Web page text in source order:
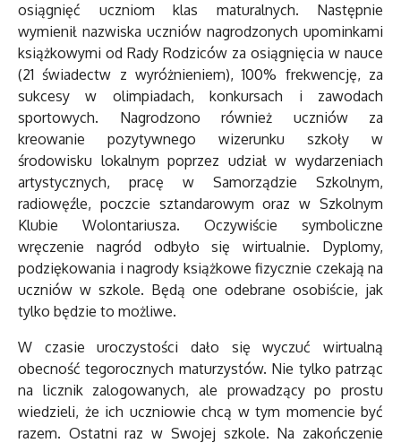
osiągnięć uczniom klas maturalnych. Następnie
wymienił nazwiska uczniów nagrodzonych upominkami
książkowymi od Rady Rodziców za osiągnięcia w nauce
(21 świadectw z wyróżnieniem), 100% frekwencję, za
sukcesy w olimpiadach, konkursach i zawodach
sportowych. Nagrodzono również uczniów za
kreowanie pozytywnego wizerunku szkoły w
środowisku lokalnym poprzez udział w wydarzeniach
artystycznych, pracę w Samorządzie Szkolnym,
radiowęźle, poczcie sztandarowym oraz w Szkolnym
Klubie Wolontariusza. Oczywiście symboliczne
wręczenie nagród odbyło się wirtualnie. Dyplomy,
podziękowania i nagrody książkowe fizycznie czekają na
uczniów w szkole. Będą one odebrane osobiście, jak
tylko będzie to możliwe.
W czasie uroczystości dało się wyczuć wirtualną
obecność tegorocznych maturzystów. Nie tylko patrząc
na licznik zalogowanych, ale prowadzący po prostu
wiedzieli, że ich uczniowie chcą w tym momencie być
razem. Ostatni raz w Swojej szkole. Na zakończenie